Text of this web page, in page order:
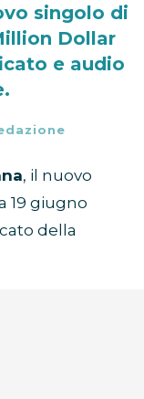
singolo di
Dollar
e audio
, il nuovo
19 giugno
della